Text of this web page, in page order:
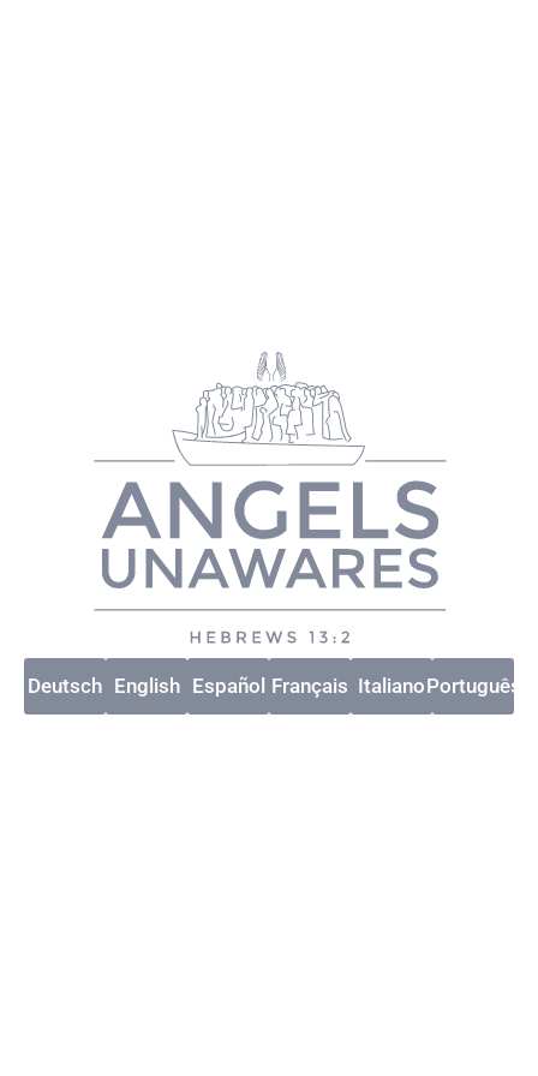
Deutsch English Español Français ItalianoPortuguês